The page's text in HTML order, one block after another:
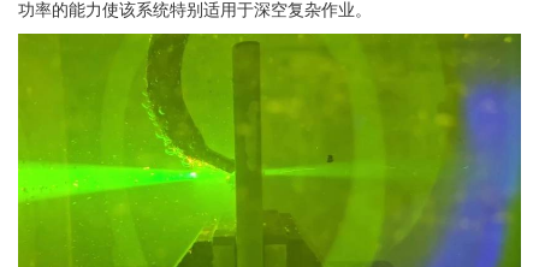
功率的能力使该系统特别适用于深空复杂作业。